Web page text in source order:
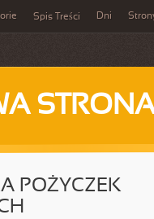
Spis Treści Dni
POŻYCZEK